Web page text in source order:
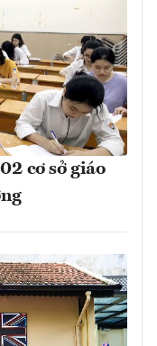
cơ sở giáo